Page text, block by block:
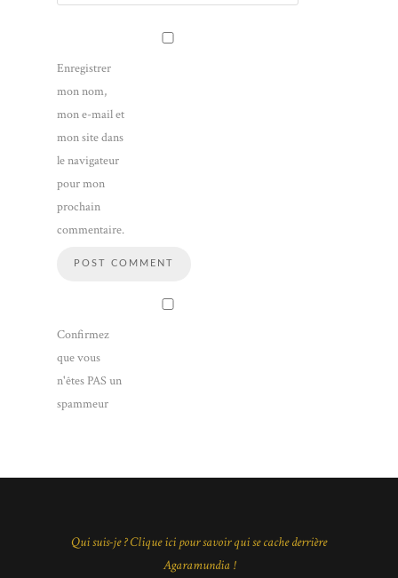
Enregistrer
mon nom,
mon e-mail et
mon site dans
le navigateur
pour mon
prochain
commentaire.
Confirmez
que vous
n'êtes PAS un
spammeur
Qui suis-je ? Clique ici pour savoir qui se cache derrière
Agaramundia !